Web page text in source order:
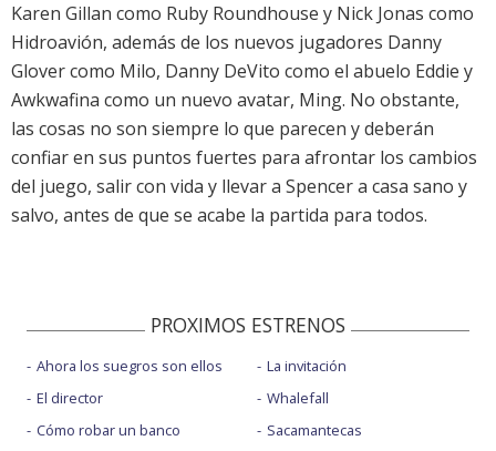
Karen Gillan como Ruby Roundhouse y Nick Jonas como
Hidroavión, además de los nuevos jugadores Danny
Glover como Milo, Danny DeVito como el abuelo Eddie y
Awkwafina como un nuevo avatar, Ming. No obstante,
las cosas no son siempre lo que parecen y deberán
confiar en sus puntos fuertes para afrontar los cambios
del juego, salir con vida y llevar a Spencer a casa sano y
salvo, antes de que se acabe la partida para todos.
PROXIMOS ESTRENOS
Ahora los suegros son ellos
El director
Cómo robar un banco
La invitación
Whalefall
Sacamantecas